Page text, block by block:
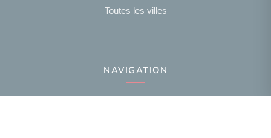
Toutes les villes
NAVIGATION